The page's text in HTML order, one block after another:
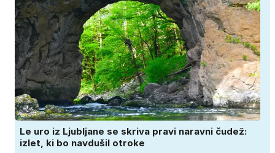
Le uro iz Ljubljane se skriva pravi naravni čudež:
izlet, ki bo navdušil otroke